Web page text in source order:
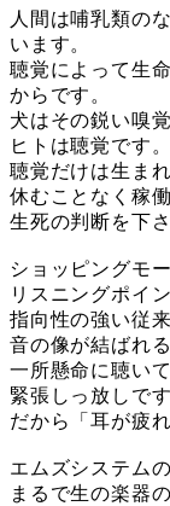
人間は哺乳類の
います。
聴覚によって生
からです。
犬はその鋭い嗅
ヒトは聴覚です。
聴覚だけは生ま
休むことなく稼
生死の判断を下
ショッピングモ
リスニングポイ
指向性の強い従
音の像が結ばれ
一所懸命に聴い
緊張しっ放しです
だから「耳が疲
エムズシステム
まるで生の楽器